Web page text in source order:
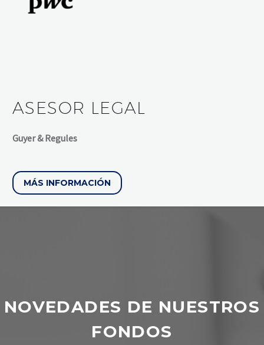
ASESOR LEGAL
Guyer & Regules
MÁS INFORMACIÓN
NOVEDADES DE NUESTROS
FONDOS